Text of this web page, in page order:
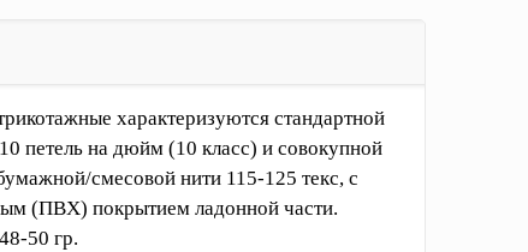
характеризуются стандартной
петель на дюйм (10 класс) и совокупной
смесовой нити 115-125 текс, с
(ПВХ) покрытием ладонной части.
50 гр.